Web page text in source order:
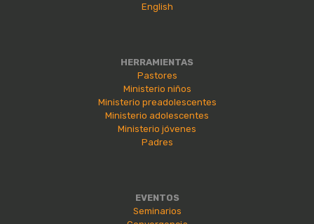
English
HERRAMIENTAS
Pastores
Ministerio niños
Ministerio preadolescentes
Ministerio adolescentes
Ministerio jóvenes
Padres
EVENTOS
Seminarios